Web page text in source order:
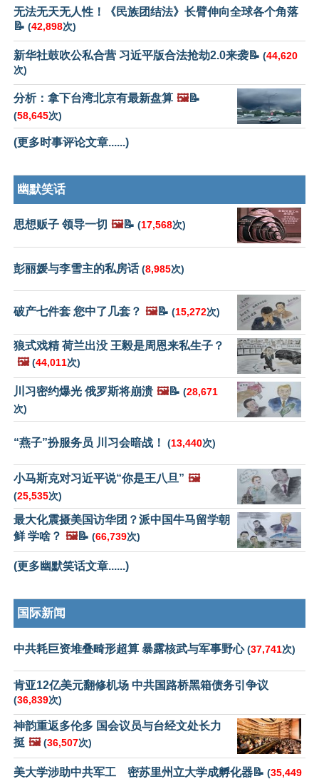
无法无天无人性！《民族团结法》长臂伸向全球各个角落
📝 (42,898次)
新华社鼓吹公私合营 习近平版合法抢劫2.0来袭📝 (44,620
次)
分析：拿下台湾北京有最新盘算 🖼️📝
(58,645次)
(更多时事评论文章......)
幽默笑话
思想贩子 领导一切 🖼️📝 (17,568次)
彭丽媛与李雪主的私房话(8,985次)
破产七件套 您中了几套？ 🖼️📝 (15,272次)
狼式戏精 荷兰出没 王毅是周恩来私生子？
🖼️ (44,011次)
川习密约爆光 俄罗斯将崩溃 🖼️📝 (28,671
次)
“燕子”扮服务员 川习会暗战！ (13,440次)
小马斯克对习近平说“你是王八旦” 🖼️
(25,535次)
最大化震摄美国访华团？派中国牛马留学朝
鲜 学啥？ 🖼️📝 (66,739次)
(更多幽默笑话文章......)
国际新闻
中共耗巨资堆叠畸形超算 暴露核武与军事野心(37,741次)
肯亚12亿美元翻修机场 中共国路桥黑箱债务引争议
(36,839次)
神韵重返多伦多 国会议员与台经文处长力
挺 🖼️ (36,507次)
美大学涉助中共军工 密苏里州立大学成孵化器📝 (35,449